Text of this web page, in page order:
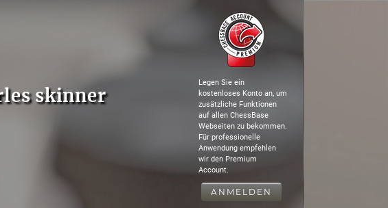
skinner
Legen Sie ein
kostenloses Konto an, um
zusätzliche Funktionen
auf allen ChessBase
Webseiten zu bekommen.
Für professionelle
Anwendung empfehlen
wir den Premium
Account.
ANMELDEN